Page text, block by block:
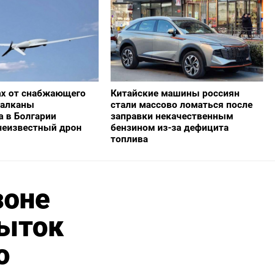
от снабжающего
в Болгарии
дрон
Китайские машины россиян
стали массово ломаться после
заправки некачественным
бензином из-за дефицита
топлива